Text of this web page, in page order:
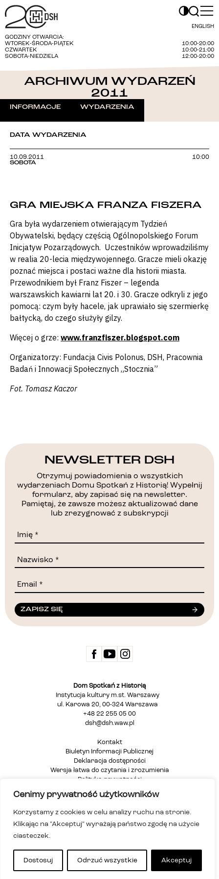
Cenimy prywatność użytkowników
Korzystamy z cookies w celu analizy ruchu na stronie.
Klikając na "Akceptuj" wyrażają państwo zgodę na użycie
ciasteczek.
Dostosuj Odrzuć wszystkie Akceptuj
ENGLISH
GODZINY OTWARCIA:
WTOREK-ŚRODA-PIĄTEK
10:00-20:00
CZWARTEK
10:00-21:00
SOBOTA-NIEDZIELA
12:00-20:00
ARCHIWUM WYDARZEŃ
2011
INFORMACJE WYDARZENIA
DATA WYDARZENIA
10.09.2011
SOBOTA
10:00
GRA MIEJSKA FRANZA FISZERA
Gra była wydarzeniem otwierającym Tydzień
Obywatelski, będący częścią Ogólnopolskiego Forum
Inicjatyw Pozarządowych. Uczestników wprowadziliśmy
w realia 20-lecia międzywojennego. Gracze mieli okazję
poznać miejsca i postaci ważne dla historii miasta.
Przewodnikiem był Franz Fiszer – legenda
warszawskich kawiarni lat 20. i 30. Gracze odkryli z jego
pomocą: czym były hacele, jak uprawiało się szermierkę
bałtycką, do czego służyły gilzy.
Więcej o grze: www.franzfiszer.blogspot.com
Organizatorzy: Fundacja Civis Polonus, DSH, Pracownia
Badań i Innowacji Społecznych „Stocznia”
Fot. Tomasz Kaczor
NEWSLETTER DSH
Otrzymuj powiadomienia o wszystkich
wydarzeniach Domu Spotkań z Historią! Wypełnij
formularz, aby zapisać się na newsletter.
Pamiętaj, że zawsze możesz aktualizować dane
lub zrezygnować z subskrypcji
ZAPISZ SIĘ
Dom Spotkań z Historią
Instytucja kultury m.st. Warszawy
ul. Karowa 20, 00-324 Warszawa
+48 22 255 05 00
dsh@dsh.waw.pl
Kontakt
Biuletyn Informacji Publicznej
Deklaracja dostępności
Wersja łatwa do czytania i zrozumienia
Polityka prywatności
Mapa strony